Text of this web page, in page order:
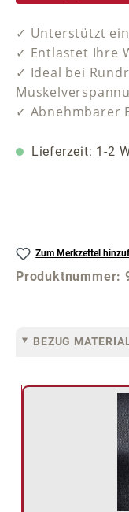
✓ Unterstützt
✓ Entlastet Ihre
✓ Ideal bei
✓ Abnehmbarer
Lieferzeit: 1-2
Zum Merkzettel
Produktnummer:
BEZUG